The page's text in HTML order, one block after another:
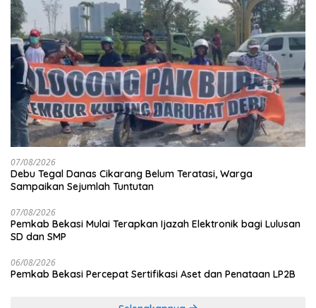
07/08/2026
Debu Tegal Danas Cikarang Belum Teratasi, Warga
Sampaikan Sejumlah Tuntutan
07/08/2026
Pemkab Bekasi Mulai Terapkan Ijazah Elektronik bagi Lulusan
SD dan SMP
06/08/2026
Pemkab Bekasi Percepat Sertifikasi Aset dan Penataan LP2B